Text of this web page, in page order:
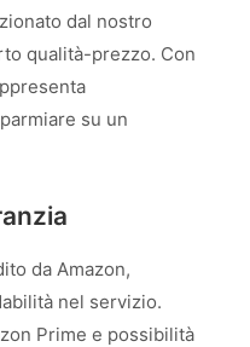
dal nostro
qualità-prezzo. Con
su un
da Amazon,
nel servizio.
Prime e possibilità